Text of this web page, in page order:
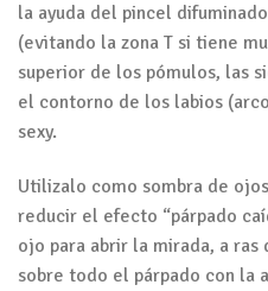
la ayuda del pincel
(evitando la zona T si tiene
superior de los pómulos, las
el contorno de los labios
sexy.
Utilizalo como sombra de
reducir el efecto “párpado
ojo para abrir la mirada, a ras
sobre todo el párpado con la